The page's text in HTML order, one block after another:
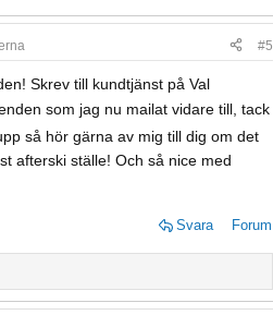
#5
Skrev till kundtjänst på Val
som jag nu mailat vidare till, tack
så hör gärna av mig till dig om det
afterski ställe! Och så nice med
Svara Forum